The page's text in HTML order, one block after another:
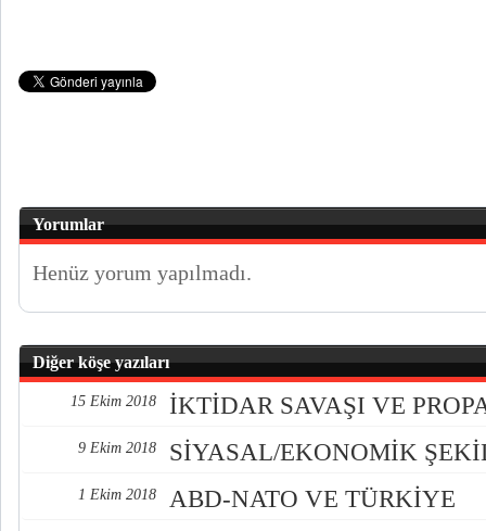
Yorumlar
Henüz yorum yapılmadı.
Diğer köşe yazıları
15 Ekim 2018 İKTİDAR SAVAŞI VE
9 Ekim 2018 SİYASAL/EKONOMİK
1 Ekim 2018 ABD-NATO VE TÜRKİYE